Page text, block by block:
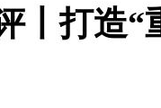
丨打造